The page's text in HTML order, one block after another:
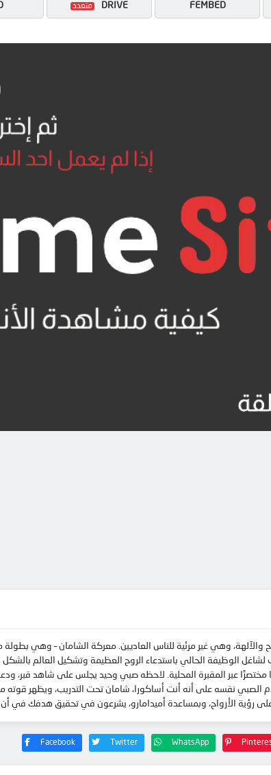
FEMBED
DRIVE
والآلهة، وهي غير مرئية للناس العاديين. معركة الشامان – وهي
الوظيفة الحالي باستدعاء الروح العظيمة وتشكيل العالم
مختصرًا عبر المقبرة المحلية. لاحظه صبي وحيد يجلس على شاهد قبر،
نفسه على أنه أنت أساكورا، شامان تحت التدريب، ويظهر قوته من
على رؤية الأرواح، وبمساعدة أميدامارو، يشرعون في تحقيق هدفك في
Facebook Twitter WhatsApp